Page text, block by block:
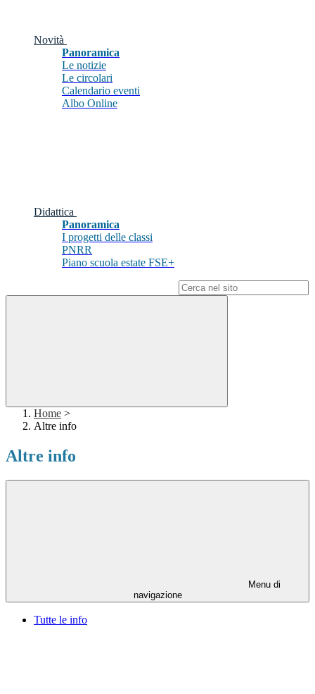
Novità
Panoramica
Le notizie
Le circolari
Calendario eventi
Albo Online
Didattica
Panoramica
I progetti delle classi
PNRR
Piano scuola estate FSE+
Home >
Altre info
Altre info
Menu di
navigazione
Tutte le info